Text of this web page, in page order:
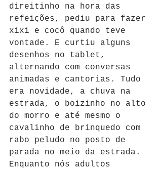
direitinho na hora das
refeições, pediu para fazer
xixi e cocô quando teve
vontade. E curtiu alguns
desenhos no tablet,
alternando com conversas
animadas e cantorias. Tudo
era novidade, a chuva na
estrada, o boizinho no alto
do morro e até mesmo o
cavalinho de brinquedo com
rabo peludo no posto de
parada no meio da estrada.
Enquanto nós adultos